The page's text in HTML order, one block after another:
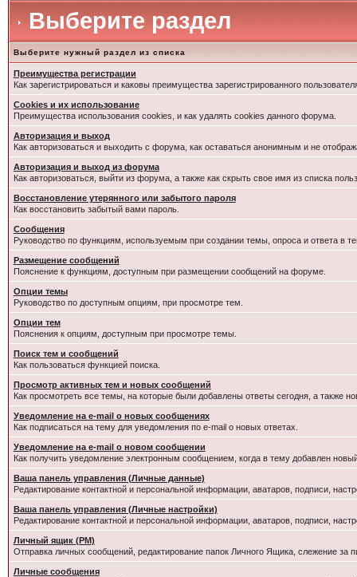
Выберите раздел
Выберите нужный раздел из списка
Преимущества регистрации
Как зарегистрироваться и каковы преимущества зарегистрированного
Cookies и их использование
Преимущества использования cookies, и как удалять cookies данного форума.
Авторизация и выход
Как авторизоваться и выходить с форума, как оставаться анонимным и не
Авторизация и выход из форума
Как авторизоваться, выйти из форума, а также как скрыть свое имя из списка
Восстановление утерянного или забытого пароля
Как восстановить забытый вами пароль.
Сообщения
Руководство по функциям, используемым при создании темы, опроса и ответа в
Размещение сообщений
Пояснение к функциям, доступным при размещении сообщений на форуме.
Опции темы
Руководство по доступным опциям, при просмотре тем.
Опции тем
Пояснения к опциям, доступным при просмотре темы.
Поиск тем и сообщений
Как пользоваться функцией поиска.
Просмотр активных тем и новых сообщений
Как просмотреть все темы, на которые были добавлены ответы сегодня, а также
Уведомление на e-mail о новых сообщениях
Как подписаться на тему для уведомления по e-mail о новых ответах.
Уведомление на е-mail о новом сообщении
Как получить уведомление электронным сообщением, когда в тему добавлен
Ваша панель управления (Личные данные)
Редактирование контактной и персональной информации, аватаров, подписи,
Ваша панель управления (Личные настройки)
Редактирование контактной и персональной информации, аватаров, подписи,
Личный ящик (PM)
Отправка личных сообщений, редактирование папок Личного Ящика, слежение за
Личные сообщения